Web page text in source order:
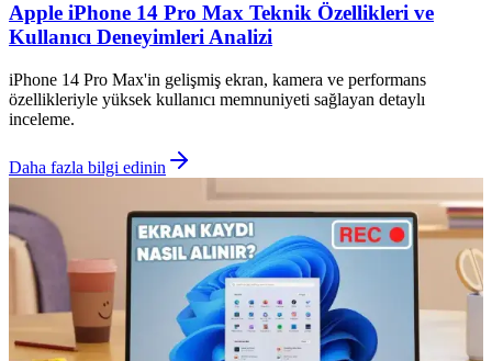
Apple iPhone 14 Pro Max Teknik Özellikleri ve
Kullanıcı Deneyimleri Analizi
iPhone 14 Pro Max'in gelişmiş ekran, kamera ve performans
özellikleriyle yüksek kullanıcı memnuniyeti sağlayan detaylı
inceleme.
Daha fazla bilgi edinin